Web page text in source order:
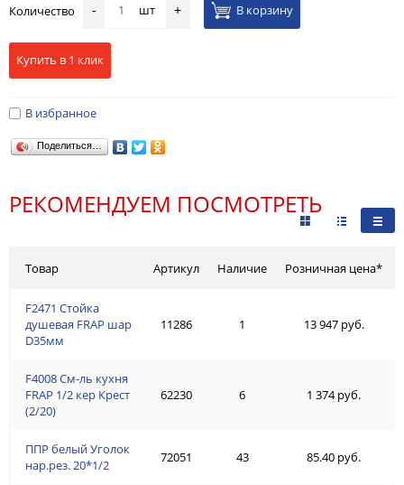
Количество - шт + В корзину
Купить в 1 клик
В избранное
Поделиться…
РЕКОМЕНДУЕМ ПОСМОТРЕТЬ
Товар
F2471 Стойка
душевая FRAP шар
D35мм
F4008 См-ль кухня
FRAP 1/2 кер Крест
(2/20)
ППР белый Уголок
нар.рез. 20*1/2
Артикул Наличие Розничная цена*
11286 1 13 947 руб.
62230 6 1 374 руб.
72051 43 85.40 руб.